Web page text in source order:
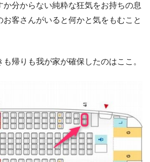
か分からない純粋な狂気をお持ちの息
客さんがいると何かと気をもむこと
帰りも我が家が確保したのはここ。